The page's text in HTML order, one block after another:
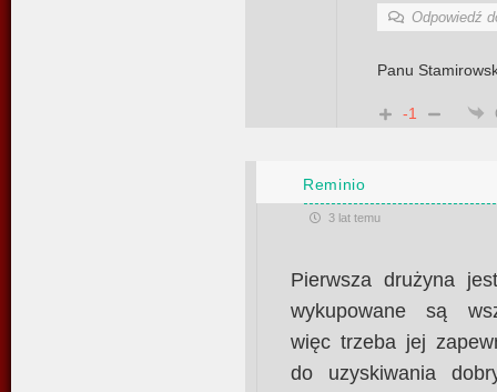
Odpowiedź
Panu
-1
Reminio
3 lat temu
Pierwsza drużyna
wykupowane są
więc trzeba jej
do uzyskiwania